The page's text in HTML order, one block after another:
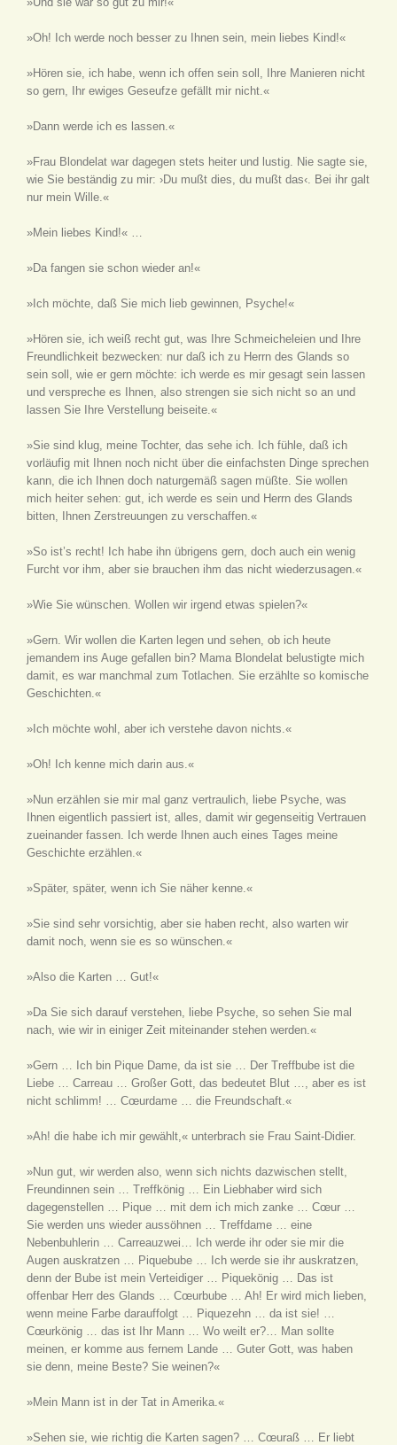
»Oh! Ich werde noch besser zu Ihnen sein, mein liebes Kind!«
»Hören sie, ich habe, wenn ich offen sein soll, Ihre Manieren nicht
so gern, Ihr ewiges Geseufze gefällt mir nicht.«
»Dann werde ich es lassen.«
»Frau Blondelat war dagegen stets heiter und lustig. Nie sagte sie,
wie Sie beständig zu mir: ›Du mußt dies, du mußt das‹. Bei ihr galt
nur mein Wille.«
»Mein liebes Kind!« …
»Da fangen sie schon wieder an!«
»Ich möchte, daß Sie mich lieb gewinnen, Psyche!«
»Hören sie, ich weiß recht gut, was Ihre Schmeicheleien und Ihre
Freundlichkeit bezwecken: nur daß ich zu Herrn des Glands so
sein soll, wie er gern möchte: ich werde es mir gesagt sein lassen
und verspreche es Ihnen, also strengen sie sich nicht so an und
lassen Sie Ihre Verstellung beiseite.«
»Sie sind klug, meine Tochter, das sehe ich. Ich fühle, daß ich
vorläufig mit Ihnen noch nicht über die einfachsten Dinge sprechen
kann, die ich Ihnen doch naturgemäß sagen müßte. Sie wollen
mich heiter sehen: gut, ich werde es sein und Herrn des Glands
bitten, Ihnen Zerstreuungen zu verschaffen.«
»So ist’s recht! Ich habe ihn übrigens gern, doch auch ein wenig
Furcht vor ihm, aber sie brauchen ihm das nicht wiederzusagen.«
»Wie Sie wünschen. Wollen wir irgend etwas spielen?«
»Gern. Wir wollen die Karten legen und sehen, ob ich heute
jemandem ins Auge gefallen bin? Mama Blondelat belustigte mich
damit, es war manchmal zum Totlachen. Sie erzählte so komische
Geschichten.«
»Ich möchte wohl, aber ich verstehe davon nichts.«
»Oh! Ich kenne mich darin aus.«
»Nun erzählen sie mir mal ganz vertraulich, liebe Psyche, was
Ihnen eigentlich passiert ist, alles, damit wir gegenseitig Vertrauen
zueinander fassen. Ich werde Ihnen auch eines Tages meine
Geschichte erzählen.«
»Später, später, wenn ich Sie näher kenne.«
»Sie sind sehr vorsichtig, aber sie haben recht, also warten wir
damit noch, wenn sie es so wünschen.«
»Also die Karten … Gut!«
»Da Sie sich darauf verstehen, liebe Psyche, so sehen Sie mal
nach, wie wir in einiger Zeit miteinander stehen werden.«
»Gern … Ich bin Pique Dame, da ist sie … Der Treffbube ist die
Liebe … Carreau … Großer Gott, das bedeutet Blut …, aber es ist
nicht schlimm! … Cœurdame … die Freundschaft.«
»Ah! die habe ich mir gewählt,« unterbrach sie Frau Saint-Didier.
»Nun gut, wir werden also, wenn sich nichts dazwischen stellt,
Freundinnen sein … Treffkönig … Ein Liebhaber wird sich
dagegenstellen … Pique … mit dem ich mich zanke … Cœur …
Sie werden uns wieder aussöhnen … Treffdame … eine
Nebenbuhlerin … Carreauzwei… Ich werde ihr oder sie mir die
Augen auskratzen … Piquebube … Ich werde sie ihr auskratzen,
denn der Bube ist mein Verteidiger … Piquekönig … Das ist
offenbar Herr des Glands … Cœurbube … Ah! Er wird mich lieben,
wenn meine Farbe darauffolgt … Piquezehn … da ist sie! …
Cœurkönig … das ist Ihr Mann … Wo weilt er?… Man sollte
meinen, er komme aus fernem Lande … Guter Gott, was haben
sie denn, meine Beste? Sie weinen?«
»Mein Mann ist in der Tat in Amerika.«
»Sehen sie, wie richtig die Karten sagen? … Cœuraß … Er liebt